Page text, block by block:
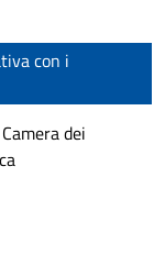
con i
dei